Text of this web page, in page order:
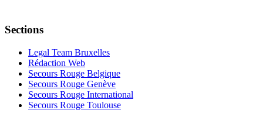
Sections
Legal Team Bruxelles
Rédaction Web
Secours Rouge Belgique
Secours Rouge Genève
Secours Rouge International
Secours Rouge Toulouse